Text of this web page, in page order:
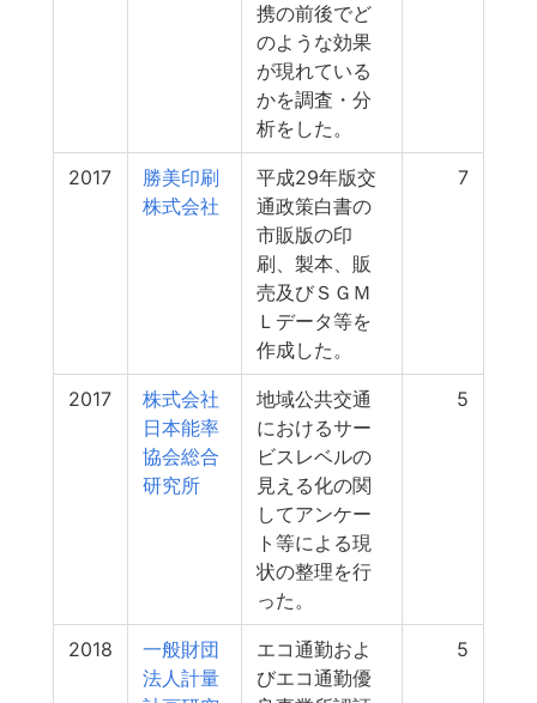
携の前後でど
のような効果
が現れている
かを調査・分
析をした。
2017
勝美印刷
株式会社
平成29年版交
通政策白書の
市販版の印
刷、製本、販
売及びＳＧＭ
Ｌデータ等を
作成した。
7
2017
株式会社
日本能率
協会総合
研究所
地域公共交通
におけるサー
ビスレベルの
見える化の関
してアンケー
ト等による現
状の整理を行
った。
5
2018
一般財団
法人計量
エコ通勤およ
びエコ通勤優
5